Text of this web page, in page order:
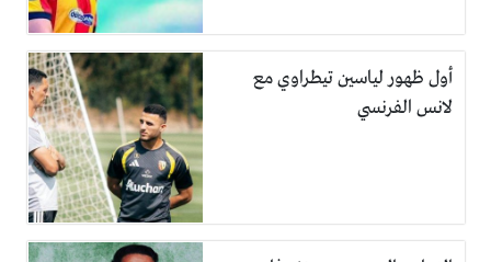
أول ظهور لياسين تيطراوي مع
لانس الفرنسي